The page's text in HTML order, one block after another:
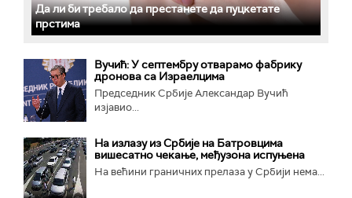
Да ли би требало да престанете да пуцкетате
прстима
Вучић: У септембру отварамо фабрику
дронова са Израелцима
Председник Србије Александар Вучић
изјавио...
На излазу из Србије на Батровцима
вишесатно чекање, међузона испуњена
На већини граничних прелаза у Србији нема...